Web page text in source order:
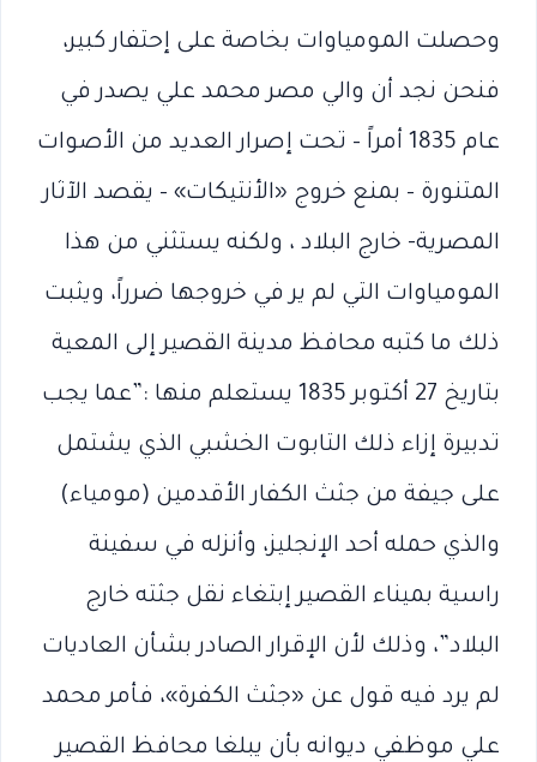
وحصلت المومياوات بخاصة على إحتفار كبير،
فنحن نجد أن والي مصر محمد علي يصدر في
عام 1835 أمراً – تحت إصرار العديد من الأصوات
المتنورة – بمنع خروج «الأنتيكات» – يقصد الآثار
المصرية- خارج البلاد ، ولكنه يستثني من هذا
المومياوات التي لم ير في خروجها ضرراً، ويثبت
ذلك ما كتبه محافظ مدينة القصير إلى المعية
بتاريخ 27 أكتوبر 1835 يستعلم منها :”عما يجب
تدبيرة إزاء ذلك التابوت الخشبي الذي يشتمل
على جيفة من جثث الكفار الأقدمين (مومياء)
والذي حمله أحد الإنجليز، وأنزله في سفينة
راسية بميناء القصير إبتغاء نقل جثته خارج
البلاد”، وذلك لأن الإقرار الصادر بشأن العاديات
لم يرد فيه قول عن «جثث الكفرة»، فأمر محمد
علي موظفي ديوانه بأن يبلغا محافظ القصير